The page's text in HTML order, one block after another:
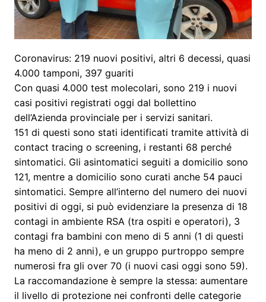
Coronavirus: 219 nuovi positivi, altri 6 decessi, quasi
4.000 tamponi, 397 guariti
Con quasi 4.000 test molecolari, sono 219 i nuovi
casi positivi registrati oggi dal bollettino
dell’Azienda provinciale per i servizi sanitari.
151 di questi sono stati identificati tramite attività di
contact tracing o screening, i restanti 68 perché
sintomatici. Gli asintomatici seguiti a domicilio sono
121, mentre a domicilio sono curati anche 54 pauci
sintomatici. Sempre all’interno del numero dei nuovi
positivi di oggi, si può evidenziare la presenza di 18
contagi in ambiente RSA (tra ospiti e operatori), 3
contagi fra bambini con meno di 5 anni (1 di questi
ha meno di 2 anni), e un gruppo purtroppo sempre
numerosi fra gli over 70 (i nuovi casi oggi sono 59).
La raccomandazione è sempre la stessa: aumentare
il livello di protezione nei confronti delle categorie